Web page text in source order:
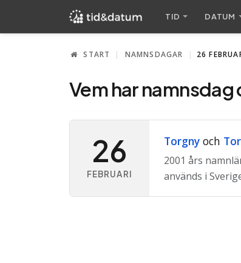
TID DATUM
START NAMNSDAGAR 26
Vem har
26
FEBRUARI
Torgnyoch
2001 års
används i